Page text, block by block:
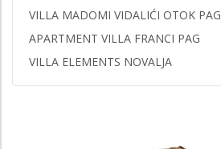
VILLA MADOMI VIDALIĆI OTOK PAG
APARTMENT VILLA FRANCI PAG
VILLA ELEMENTS NOVALJA